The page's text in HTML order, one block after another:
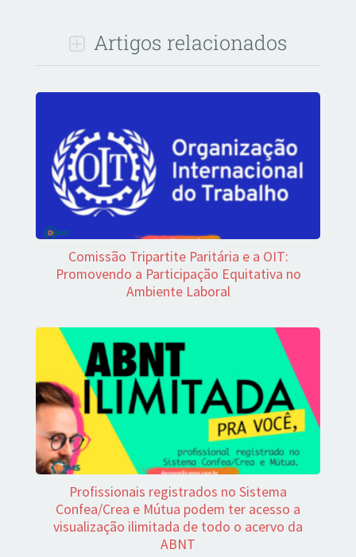
Artigos relacionados
Comissão Tripartite Paritária e a OIT:
Promovendo a Participação Equitativa no
Ambiente Laboral
Profissionais registrados no Sistema
Confea/Crea e Mútua podem ter acesso a
visualização ilimitada de todo o acervo da
ABNT